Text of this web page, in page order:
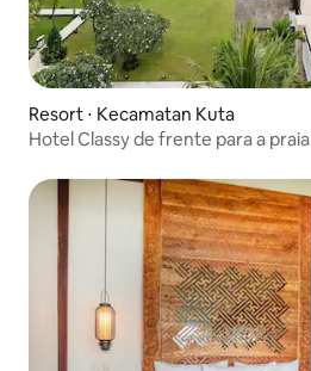
Resort ⋅ Kecamatan Kuta
Hotel Classy de frente para a